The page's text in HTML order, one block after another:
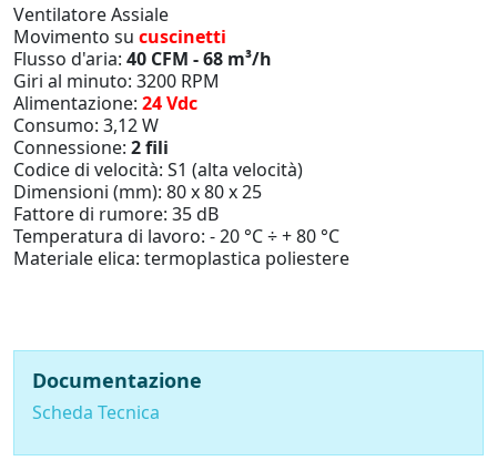
Ventilatore Assiale
Movimento su cuscinetti
Flusso d'aria: 40 CFM - 68 m³/h
Giri al minuto: 3200 RPM
Alimentazione: 24 Vdc
Consumo: 3,12 W
Connessione: 2 fili
Codice di velocità: S1 (alta velocità)
Dimensioni (mm): 80 x 80 x 25
Fattore di rumore: 35 dB
Temperatura di lavoro: - 20 °C ÷ + 80 °C
Materiale elica: termoplastica poliestere
Documentazione
Scheda Tecnica